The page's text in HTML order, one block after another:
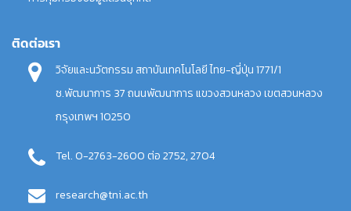
ติดต่อเรา
วิจัยและนวัตกรรม สถาบันเทคโนโลยี ไทย-ญี่ปุ่น 1771/1
ซ.พัฒนาการ 37 ถนนพัฒนาการ แขวงสวนหลวง เขตสวนหลวง
กรุงเทพฯ 10250
Tel. 0-2763-2600 ต่อ 2752, 2704
research@tni.ac.th